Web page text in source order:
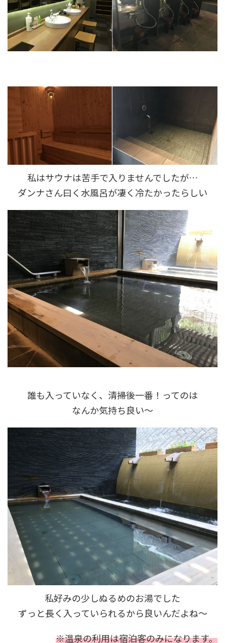
私はサウナは苦手で入りませんでしたが…
ダンナさん曰く水風呂が凄く冷たかったらしい
誰も入っていなく、清掃後一番！ってのは
なんか気持ち良い～
私好みの少しぬるめのお湯でした
ずっと長く入っていられるから良いんだよね～
※温泉の利用は宿泊客のみになります。